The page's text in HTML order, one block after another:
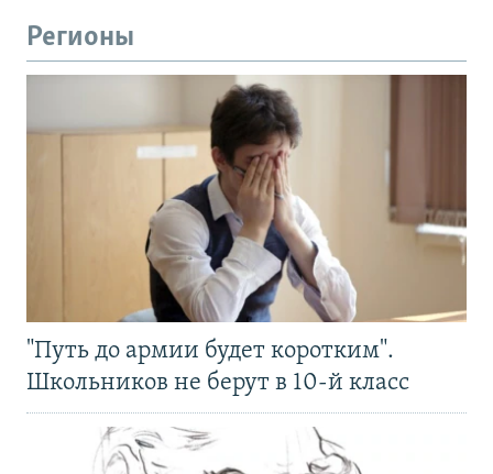
Регионы
"Путь до армии будет коротким".
Школьников не берут в 10-й класс